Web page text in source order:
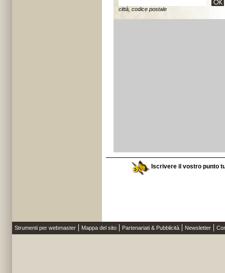
città, codice postale
Iscrivere il vostro punto
Strumenti per webmaster Mappa del sito Partenariati & Pubblicità Newsletter